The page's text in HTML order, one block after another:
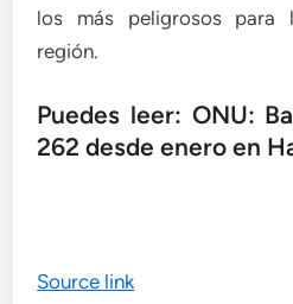
los más peligrosos para
región.
Puedes leer: ONU:
262 desde enero en
Source link